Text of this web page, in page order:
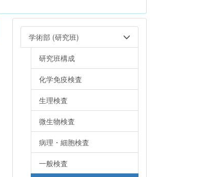
学術部 (研究班)
研究班構成
化学免疫検査
生理検査
微生物検査
病理・細胞検査
一般検査